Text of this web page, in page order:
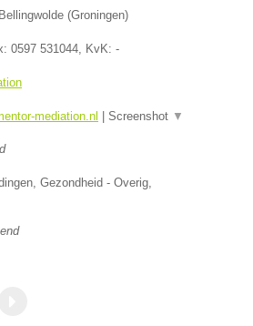
Bellingwolde (Groningen)
0597 531044 , KvK: -
mediation.nl | Screenshot ▼
Gezondheid - Overig,